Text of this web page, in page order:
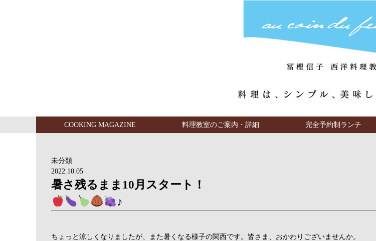
COOKING MAGAZINE 料理教室のご案内・詳細 完全予約制ランチ
未分類
2022.10.05
暑さ残るまま10月スタート！
♪
ちょっと涼しくなりましたが、また暑くなる様子の関西です。皆さま、おかわりございませんか。